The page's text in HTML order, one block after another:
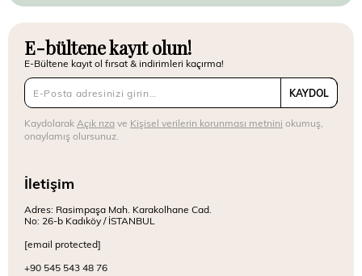
E-bültene kayıt olun!
E-Bültene kayıt ol fırsat & indirimleri kaçırma!
KAYDOL
Kaydolarak Açık rızave Kişisel verilerin korunması metnini okumuş,
onaylamış olursunuz.
İletişim
Adres: Rasimpaşa Mah. Karakolhane Cad.
No: 26-b Kadıköy / İSTANBUL
[email protected]
+90 545 543 48 76